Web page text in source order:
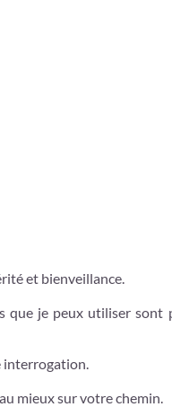
et bienveillance.
que je peux utiliser sont
interrogation.
mieux sur votre chemin.